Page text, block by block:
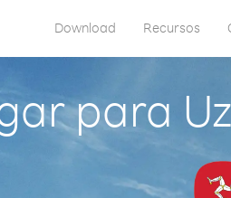
Download Recursos
para